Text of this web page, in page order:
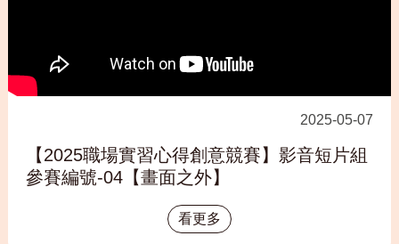
2025-05-07
【2025職場實習心得創意競賽】影音短片組
參賽編號-04【畫面之外】
看更多